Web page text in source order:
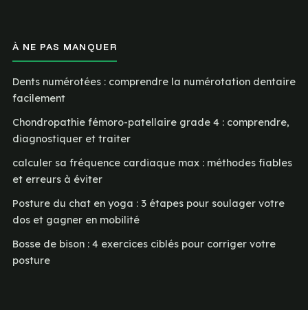
À NE PAS MANQUER
Dents numérotées : comprendre la numérotation dentaire
facilement
Chondropathie fémoro-patellaire grade 4 : comprendre,
diagnostiquer et traiter
calculer sa fréquence cardiaque max : méthodes fiables
et erreurs à éviter
Posture du chat en yoga : 3 étapes pour soulager votre
dos et gagner en mobilité
Bosse de bison : 4 exercices ciblés pour corriger votre
posture